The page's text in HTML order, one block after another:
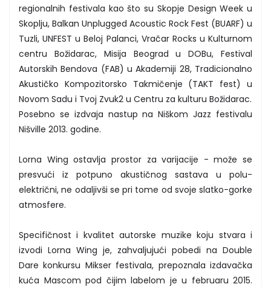
regionalnih festivala kao što su Skopje Design Week u
Skoplju, Balkan Unplugged Acoustic Rock Fest (BUARF) u
Tuzli, UNFEST u Beloj Palanci, Vračar Rocks u Kulturnom
centru Božidarac, Misija Beograd u DOBu, Festival
Autorskih Bendova (FAB) u Akademiji 28, Tradicionalno
Akustičko Kompozitorsko Takmičenje (TAKT fest) u
Novom Sadu i Tvoj Zvuk2 u Centru za kulturu Božidarac.
Posebno se izdvaja nastup na Niškom Jazz festivalu
Nišville 2013. godine.
Lorna Wing ostavlja prostor za varijacije - može se
presvući iz potpuno akustičnog sastava u polu-
električni, ne odaljivši se pri tome od svoje slatko-gorke
atmosfere.
Specifičnost i kvalitet autorske muzike koju stvara i
izvodi Lorna Wing je, zahvaljujući pobedi na Double
Dare konkursu Mikser festivala, prepoznala izdavačka
kuća Mascom pod čijim labelom je u februaru 2015.